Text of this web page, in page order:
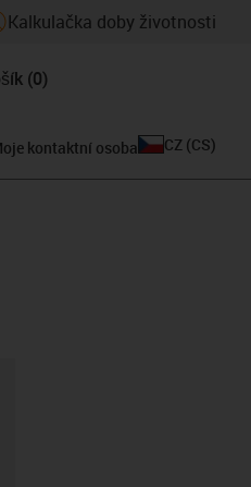
Kalkulačka doby životnosti
(0)
kontaktní osoba CZ (CS)